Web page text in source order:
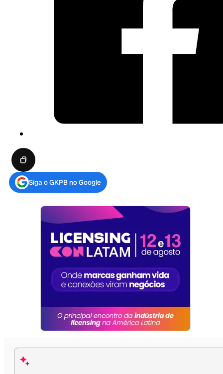
Siga o GKPB no Google